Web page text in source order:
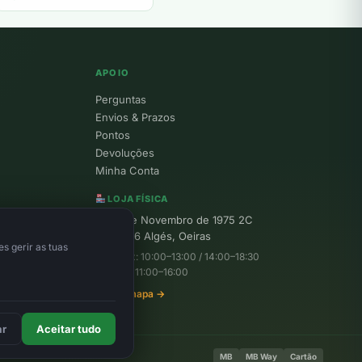
APOIO
Perguntas
Envios & Prazos
Pontos
Devoluções
Minha Conta
LOJA FÍSICA
R. 25 de Novembro de 1975 2C
1495-156 Algés, Oeiras
Seg–Sex: 10:00–13:00 / 14:00–18:30
Sábado: 11:00–16:00
Ver no mapa →
MB MB Way Cartão
gerir as tuas
Aceitar tudo